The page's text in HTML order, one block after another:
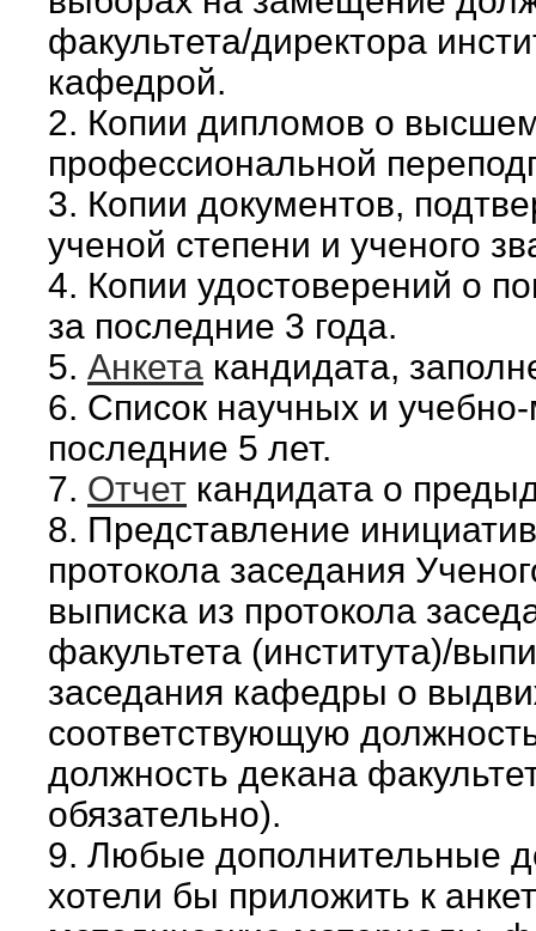
факультета/директора
кафедрой.
2. Копии дипломов о
профессиональной
3. Копии документов,
ученой степени и ученого
4. Копии удостоверений о
за последние 3 года.
5. Анкета кандидата,
6. Список научных и
последние 5 лет.
7. Отчет кандидата о
8. Представление
протокола заседания
выписка из протокола
факультета (института)/
заседания кафедры о
соответствующую
должность декана
обязательно).
9. Любые дополнительные
хотели бы приложить к